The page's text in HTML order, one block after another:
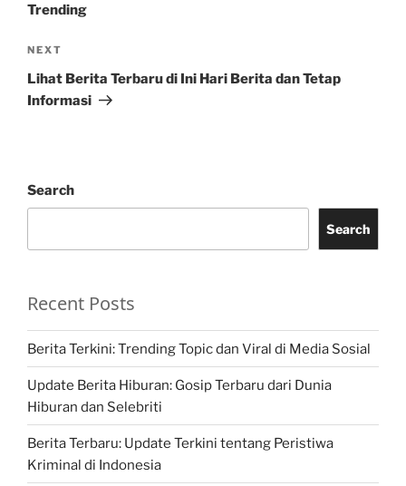
Trending
Next
Post
NEXT
Lihat Berita Terbaru di Ini Hari Berita dan Tetap
Informasi
Search
Search
Recent Posts
Berita Terkini: Trending Topic dan Viral di Media Sosial
Update Berita Hiburan: Gosip Terbaru dari Dunia
Hiburan dan Selebriti
Berita Terbaru: Update Terkini tentang Peristiwa
Kriminal di Indonesia